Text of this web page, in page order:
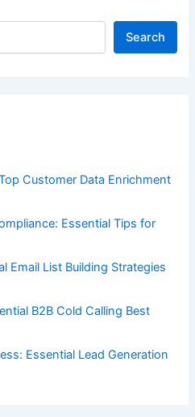
Search
Customer Data Enrichment
Essential Tips for
Email List Building Strategies
B2B Cold Calling Best
Essential Lead Generation